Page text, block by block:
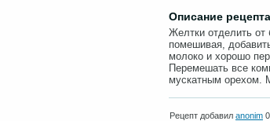
Описание
Желтки отделить
помешивая,
молоко и хорошо
Перемешать все
мускатным орехом.
Рецепт добавил anonim